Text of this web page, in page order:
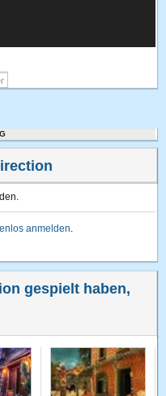
anmelden.
gespielt haben,